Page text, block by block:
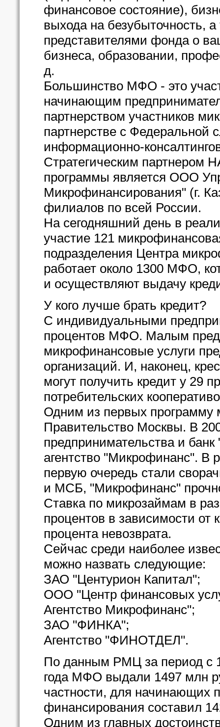
финансовое состояние),
выхода на безубыточность,
представителями фонда о
бизнеса, образовании,
д.
Большинство МФО - это
начинающим
партнерством участников
партнерстве с Федеральной
информационно-
Стратегическим партнером
программы является ООО
Микрофинансирования" (г.
филиалов по всей России.
На сегодняшний день в
участие 121
подразделения Центра
работает около 1300 МФО,
и осуществляют выдачу
У кого лучше брать кредит?
С индивидуальными
процентов МФО. Малым
микрофинансовые услуги
организаций. И, наконец,
могут получить кредит у 29
потребительских
Одним из первых программу
Правительство Москвы. В
предпринимательства и
агентство "Микрофинанс". В
первую очередь стали
и МСБ, "Микрофинанс"
Ставка по микрозаймам в
процентов в зависимости от
процента невозврата.
Сейчас среди наиболее
можно назвать следующие:
ЗАО "Центурион Капитал";
ООО "Центр финансовых
Агентство Микрофинанс";
ЗАО "ФИНКА";
Агентство "ФИНОТДЕЛ".
По данным РМЦ за период с 1
года МФО выдали 1497 млн
частности, для начинающих
финансирования составил
Одним из главных